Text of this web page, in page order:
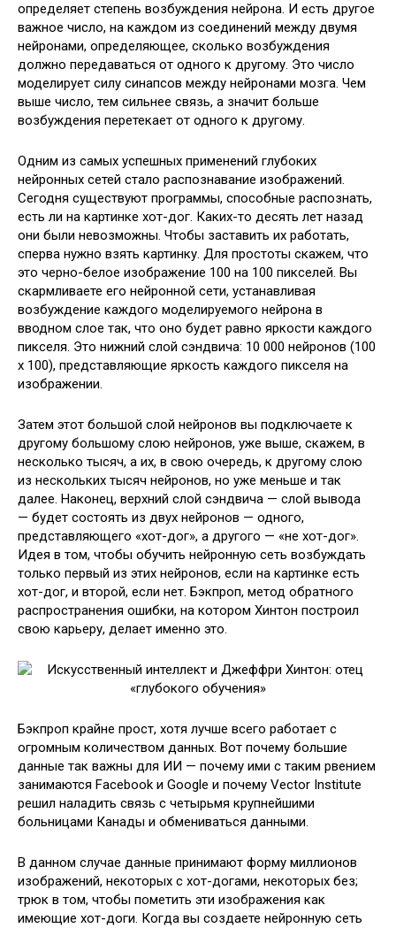
определяет степень возбуждения нейрона. И есть другое
важное число, на каждом из соединений между двумя
нейронами, определяющее, сколько возбуждения
должно передаваться от одного к другому. Это число
моделирует силу синапсов между нейронами мозга. Чем
выше число, тем сильнее связь, а значит больше
возбуждения перетекает от одного к другому.
Одним из самых успешных применений глубоких
нейронных сетей стало распознавание изображений.
Сегодня существуют программы, способные распознать,
есть ли на картинке хот-дог. Каких-то десять лет назад
они были невозможны. Чтобы заставить их работать,
сперва нужно взять картинку. Для простоты скажем, что
это черно-белое изображение 100 на 100 пикселей. Вы
скармливаете его нейронной сети, устанавливая
возбуждение каждого моделируемого нейрона в
вводном слое так, что оно будет равно яркости каждого
пикселя. Это нижний слой сэндвича: 10 000 нейронов (100
х 100), представляющие яркость каждого пикселя на
изображении.
Затем этот большой слой нейронов вы подключаете к
другому большому слою нейронов, уже выше, скажем, в
несколько тысяч, а их, в свою очередь, к другому слою
из нескольких тысяч нейронов, но уже меньше и так
далее. Наконец, верхний слой сэндвича — слой вывода
— будет состоять из двух нейронов — одного,
представляющего «хот-дог», а другого — «не хот-дог».
Идея в том, чтобы обучить нейронную сеть возбуждать
только первый из этих нейронов, если на картинке есть
хот-дог, и второй, если нет. Бэкпроп, метод обратного
распространения ошибки, на котором Хинтон построил
свою карьеру, делает именно это.
Бэкпроп крайне прост, хотя лучше всего работает с
огромным количеством данных. Вот почему большие
данные так важны для ИИ — почему ими с таким рвением
занимаются Facebook и Google и почему Vector Institute
решил наладить связь с четырьмя крупнейшими
больницами Канады и обмениваться данными.
В данном случае данные принимают форму миллионов
изображений, некоторых с хот-догами, некоторых без;
трюк в том, чтобы пометить эти изображения как
имеющие хот-доги. Когда вы создаете нейронную сеть